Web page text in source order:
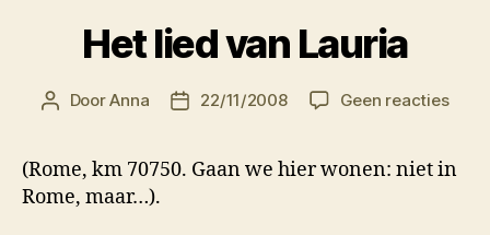
Het lied van Lauria
Berichtauteur
DoorAnna Berichtdatum
22/11/2008 Geen reactiesop
van
(Rome, km 70750. Gaan we hier wonen: niet in
Rome, maar…).